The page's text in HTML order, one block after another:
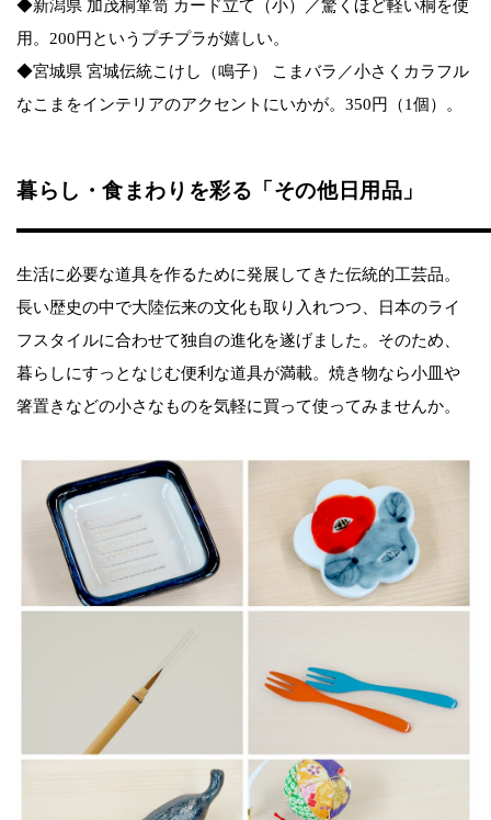
◆新潟県 加茂桐箪笥 カード立て（小）／驚くほど軽い桐を使
用。200円というプチプラが嬉しい。
◆宮城県 宮城伝統こけし（鳴子） こまバラ／小さくカラフル
なこまをインテリアのアクセントにいかが。350円（1個）。
暮らし・食まわりを彩る「その他日用品」
生活に必要な道具を作るために発展してきた伝統的工芸品。
長い歴史の中で大陸伝来の文化も取り入れつつ、日本のライ
フスタイルに合わせて独自の進化を遂げました。そのため、
暮らしにすっとなじむ便利な道具が満載。焼き物なら小皿や
箸置きなどの小さなものを気軽に買って使ってみませんか。